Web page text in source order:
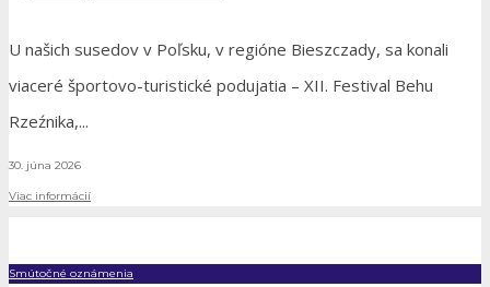
U našich susedov v Poľsku, v regióne Bieszczady, sa konali
viaceré športovo-turistické podujatia – XII. Festival Behu
Rzeźnika,...
30. júna 2026
Viac informácií
Smútočné oznámenia